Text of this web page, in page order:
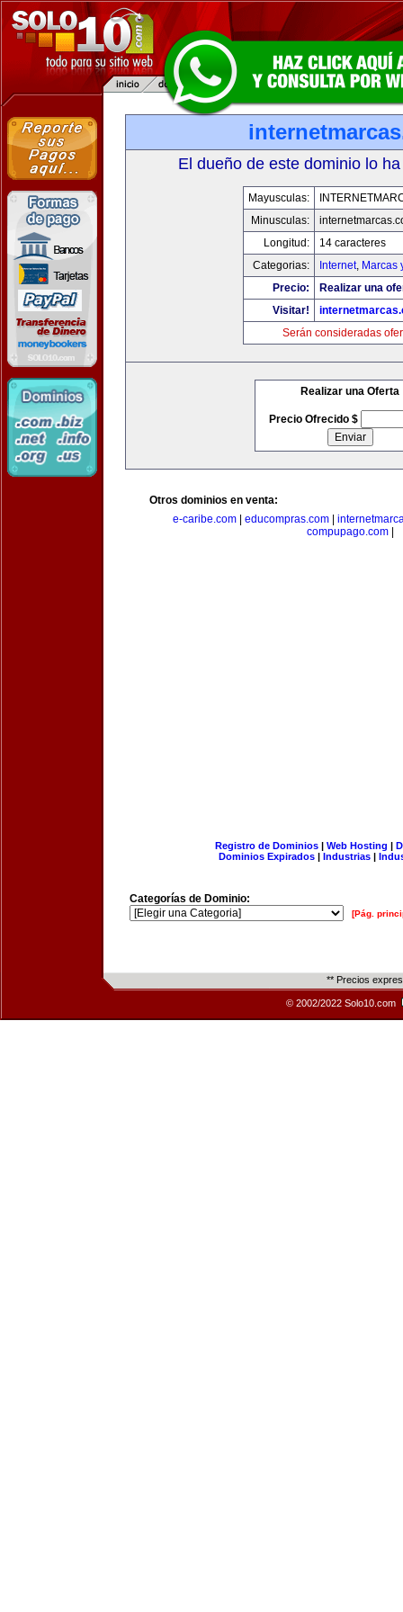
El dueño de este dominio lo
Mayusculas:
Minusculas:
Longitud:
14 caracteres
Categorias:
Internet, Marcas
Precio:
Realizar una
Visitar!
Serán consideradas
Realizar una Oferta
Precio Ofrecido $
Otros dominios en venta:
e-caribe.com| educompras.com|
compupago.com|
Registro de Dominios| Web Hosting |
Dominios Expirados | Industrias |
Categorías de Dominio:
[Pág.
** Precios
© 2002/2022 Solo10.com